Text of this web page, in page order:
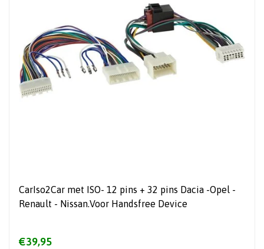
CarIso2Car met ISO- 12 pins + 32 pins Dacia -Opel -
Renault - Nissan.Voor Handsfree Device
€39,95